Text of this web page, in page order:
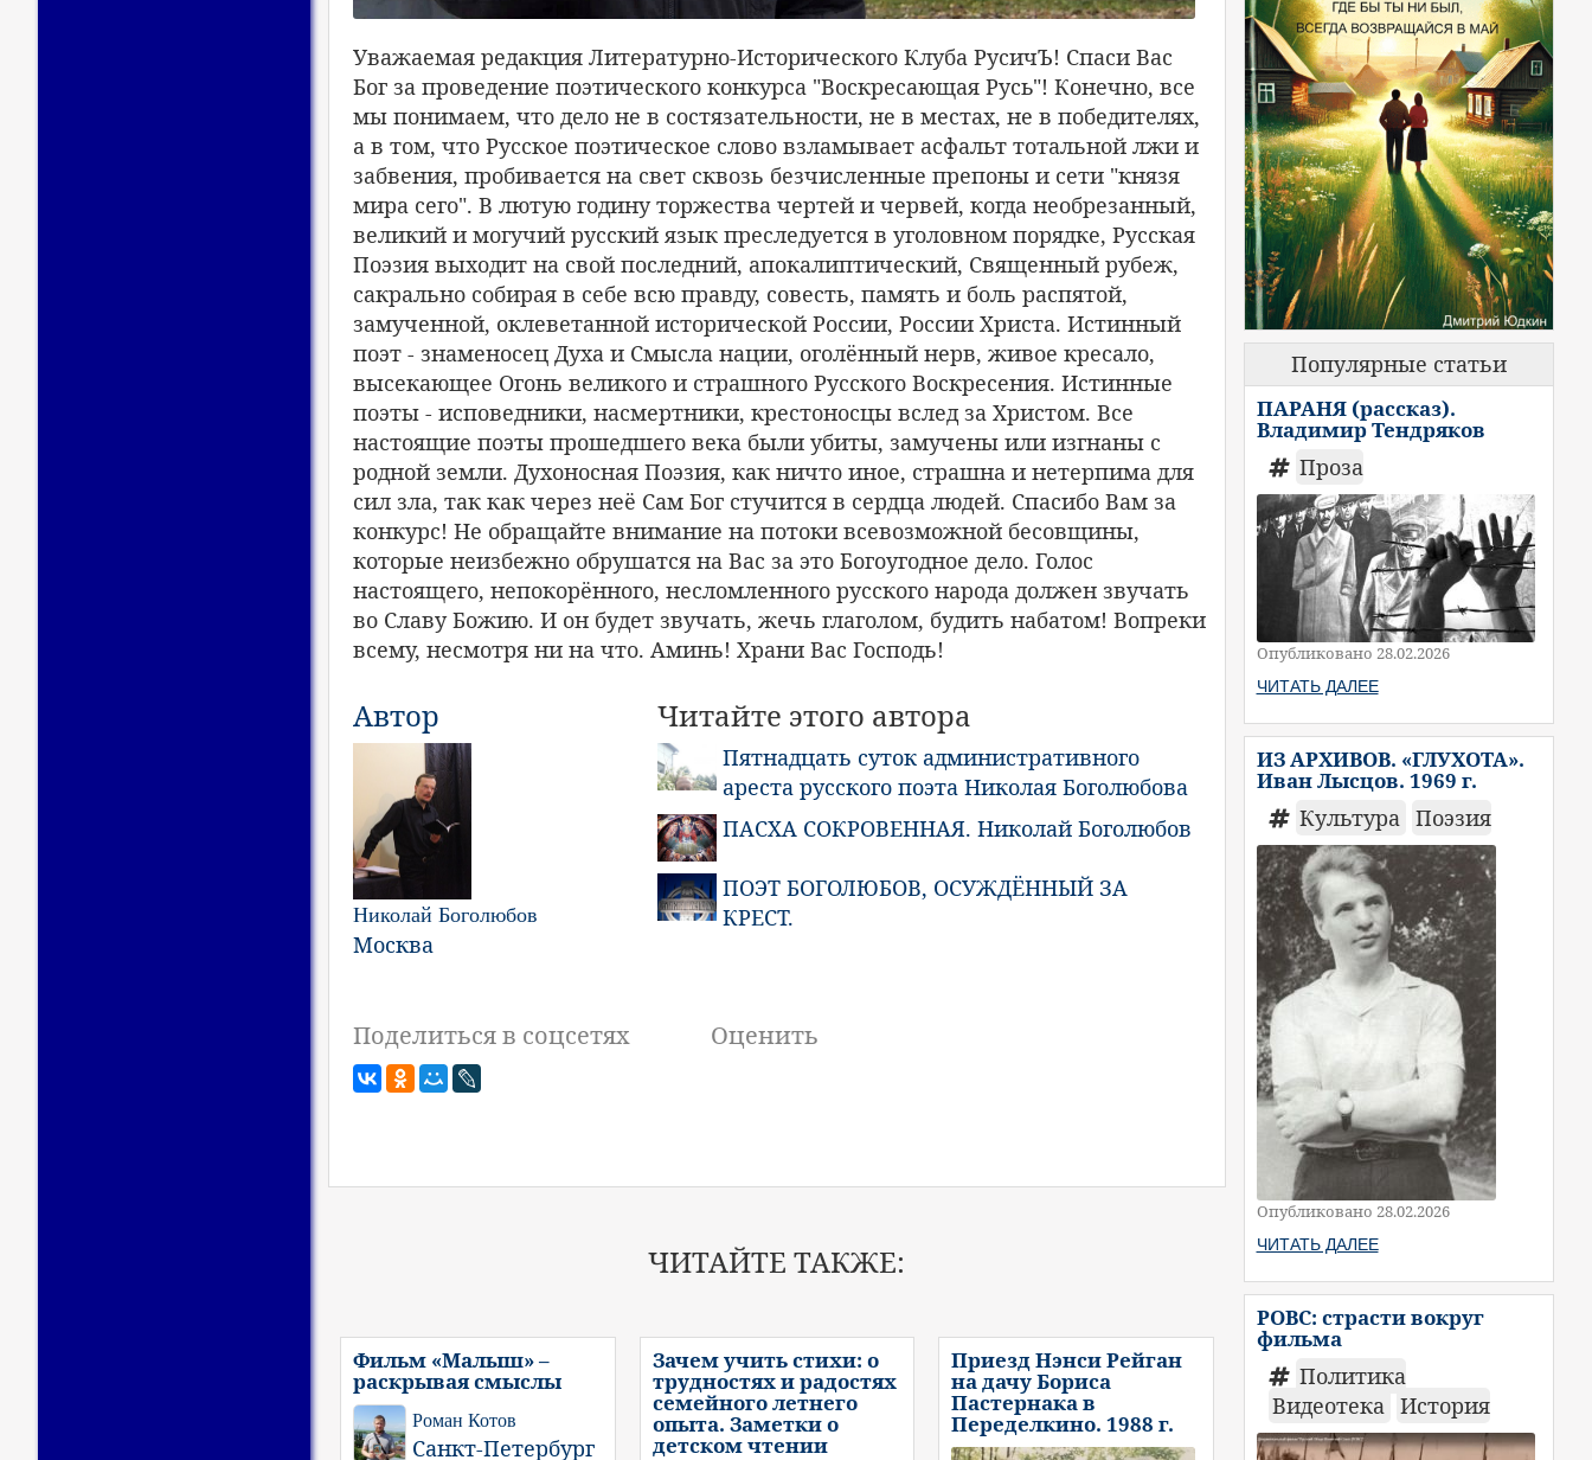
Уважаемая редакция Литературно-Исторического Клуба РусичЪ! Спаси Вас
Бог за проведение поэтического конкурса "Воскресающая Русь"! Конечно, все
мы понимаем, что дело не в состязательности, не в местах, не в победителях,
а в том, что Русское поэтическое слово взламывает асфальт тотальной лжи и
забвения, пробивается на свет сквозь безчисленные препоны и сети "князя
мира сего". В лютую годину торжества чертей и червей, когда необрезанный,
великий и могучий русский язык преследуется в уголовном порядке, Русская
Поэзия выходит на свой последний, апокалиптический, Священный рубеж,
сакрально собирая в себе всю правду, совесть, память и боль распятой,
замученной, оклеветанной исторической России, России Христа. Истинный
поэт - знаменосец Духа и Смысла нации, оголённый нерв, живое кресало,
высекающее Огонь великого и страшного Русского Воскресения. Истинные
поэты - исповедники, насмертники, крестоносцы вслед за Христом. Все
настоящие поэты прошедшего века были убиты, замучены или изгнаны с
родной земли. Духоносная Поэзия, как ничто иное, страшна и нетерпима для
сил зла, так как через неё Сам Бог стучится в сердца людей. Спасибо Вам за
конкурс! Не обращайте внимание на потоки всевозможной бесовщины,
которые неизбежно обрушатся на Вас за это Богоугодное дело. Голос
настоящего, непокорённого, несломленного русского народа должен звучать
во Славу Божию. И он будет звучать, жечь глаголом, будить набатом! Вопреки
всему, несмотря ни на что. Аминь! Храни Вас Господь!
Автор
Николай Боголюбов
Москва
Читайте этого автора
Пятнадцать суток административного
ареста русского поэта Николая Боголюбова
ПАСХА СОКРОВЕННАЯ. Николай Боголюбов
ПОЭТ БОГОЛЮБОВ, ОСУЖДËННЫЙ ЗА
КРЕСТ.
Поделиться в соцсетях Оценить
ЧИТАЙТЕ ТАКЖЕ:
Фильм «Малыш» –
раскрывая смыслы
Роман Котов
Санкт-Петербург
Зачем учить стихи: о
трудностях и радостях
семейного летнего
опыта. Заметки о
детском чтении
Приезд Нэнси Рейган
на дачу Бориса
Пастернака в
Переделкино. 1988 г.
Популярные статьи
ПАРАНЯ (рассказ).
Владимир Тендряков
Проза
Опубликовано 28.02.2026
ЧИТАТЬ ДАЛЕЕ
ИЗ АРХИВОВ. «ГЛУХОТА».
Иван Лысцов. 1969 г.
Культура Поэзия
Опубликовано 28.02.2026
ЧИТАТЬ ДАЛЕЕ
РОВС: страсти вокруг
фильма
Политика
Видеотека История